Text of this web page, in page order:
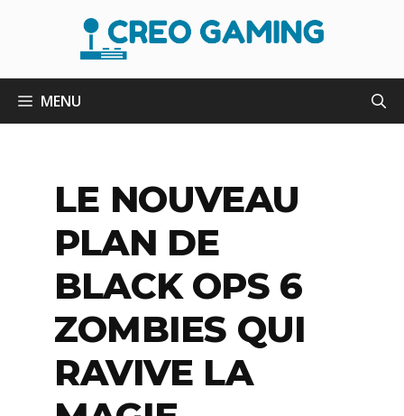
MENU
LE NOUVEAU
PLAN DE
BLACK OPS 6
ZOMBIES QUI
RAVIVE LA